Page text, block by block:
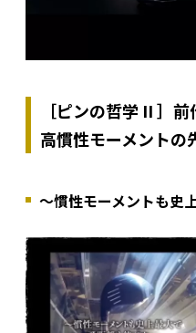
［ピンの哲学 II ］
高慣性モーメントの
～慣性モーメントも史